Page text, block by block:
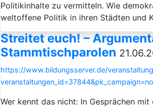
Politikinhalte zu vermitteln. Wie
weltoffene Politik in ihren Städten und
Streitet euch! –
Stammtischparolen
https://www.bildungsserver.de/
Wer kennt das nicht: In Gesprächen